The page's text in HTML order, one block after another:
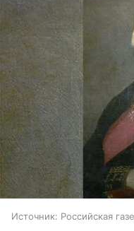
Источник: Российская